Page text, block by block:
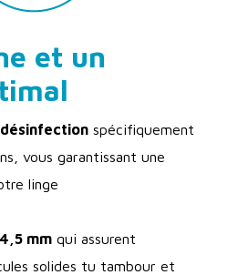
et un
spécifiquement
vous garantissant une
linge
mm qui assurent
solides tu tambour et